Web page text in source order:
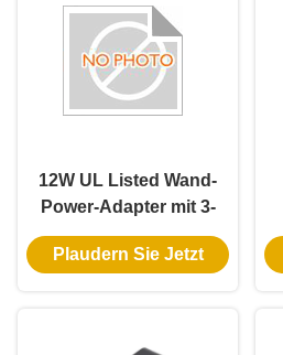
12W UL Listed Wand-
Power-Adapter mit 3-
Jahres-Garantie und
AC-DC-
Plaudern Sie Jetzt